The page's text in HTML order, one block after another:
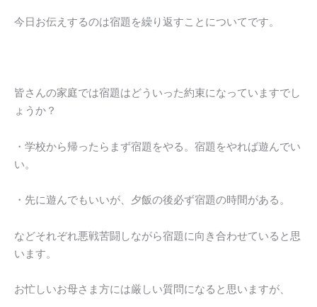
今日お伝えするのは宿題を繰り返すことについてです。
皆さんの家庭では宿題はどういった約束になっていますでし
ょうか？
・学校から帰ったらまず宿題をやる。宿題をやれば遊んでい
い。
・先に遊んでもいいが、夕飯の後必ず宿題の時間がある。
などそれぞれ悪戦苦闘しながら宿題に向き合わせていると思
います。
お忙しいお母さま方には厳しい質問になると思いますが、